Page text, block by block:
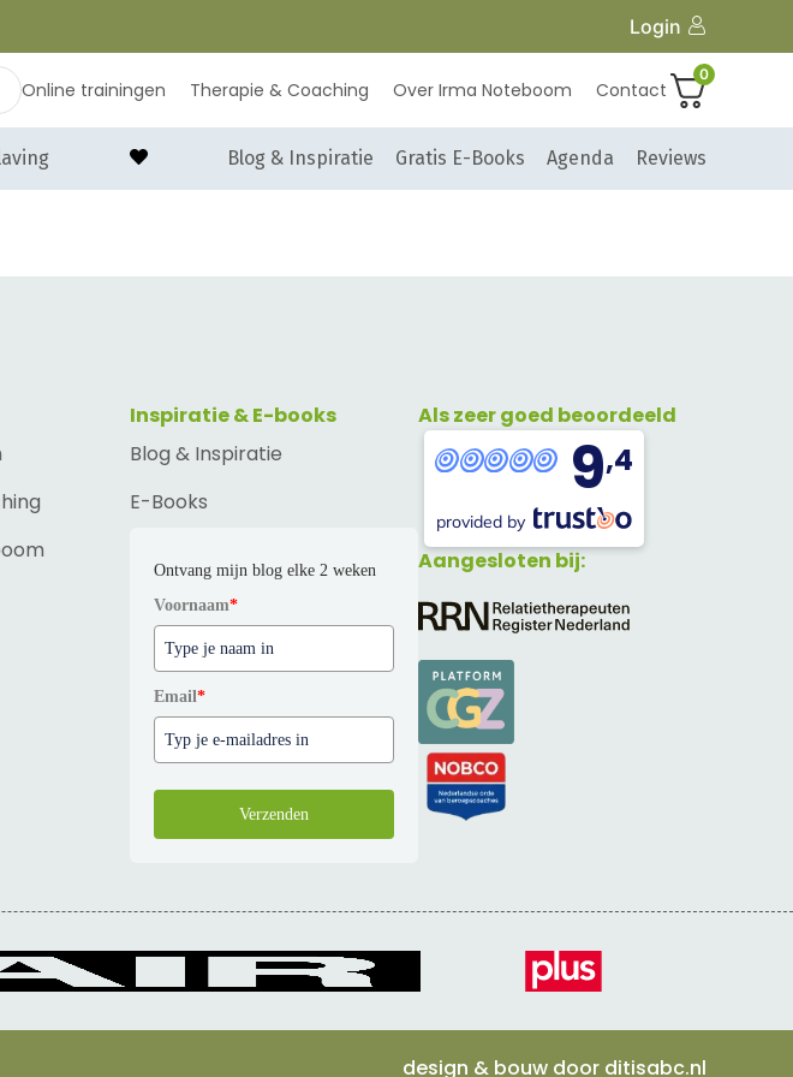
Login
Online trainingen Therapie & Coaching Over Irma Noteboom Contact
0
Blog & Inspiratie Gratis E-Books Agenda Reviews
Inspiratie & E-books
Blog & Inspiratie
E-Books
Ontvang mijn blog elke 2 weken
Voornaam*
Email*
Verzenden
Als zeer goed beoordeeld
9,4
provided by
Aangesloten bij:
design & bouw door ditisabc.nl